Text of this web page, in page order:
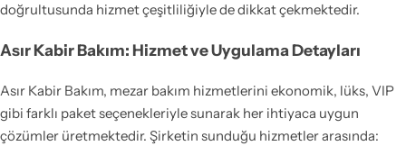
doğrultusunda hizmet çeşitliliğiyle de dikkat çekmektedir.
Asır Kabir Bakım: Hizmet ve Uygulama Detayları
Asır Kabir Bakım, mezar bakım hizmetlerini ekonomik, lüks, VIP
gibi farklı paket seçenekleriyle sunarak her ihtiyaca uygun
çözümler üretmektedir. Şirketin sunduğu hizmetler arasında: